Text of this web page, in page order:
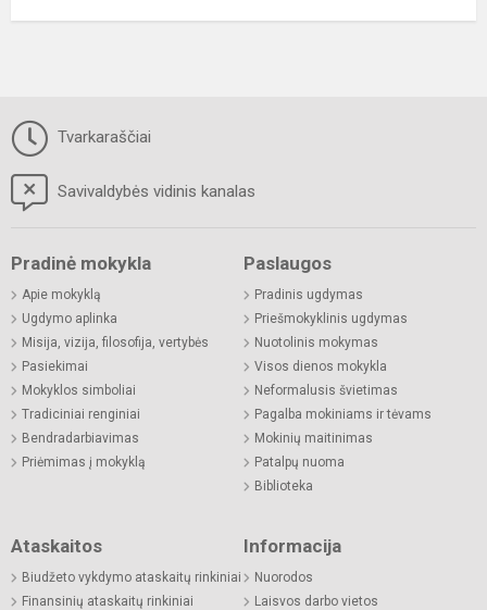
Tvarkaraščiai
Savivaldybės vidinis kanalas
Pradinė mokykla
Apie mokyklą
Ugdymo aplinka
Misija, vizija, filosofija, vertybės
Pasiekimai
Mokyklos simboliai
Tradiciniai renginiai
Bendradarbiavimas
Priėmimas į mokyklą
Paslaugos
Pradinis ugdymas
Priešmokyklinis ugdymas
Nuotolinis mokymas
Visos dienos mokykla
Neformalusis švietimas
Pagalba mokiniams ir tėvams
Mokinių maitinimas
Patalpų nuoma
Biblioteka
Ataskaitos
Biudžeto vykdymo ataskaitų rinkiniai
Finansinių ataskaitų rinkiniai
Informacija
Nuorodos
Laisvos darbo vietos